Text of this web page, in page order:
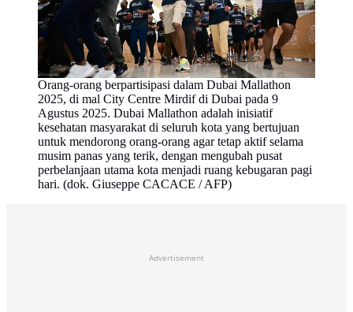
Orang-orang berpartisipasi dalam Dubai Mallathon
2025, di mal City Centre Mirdif di Dubai pada 9
Agustus 2025. Dubai Mallathon adalah inisiatif
kesehatan masyarakat di seluruh kota yang bertujuan
untuk mendorong orang-orang agar tetap aktif selama
musim panas yang terik, dengan mengubah pusat
perbelanjaan utama kota menjadi ruang kebugaran pagi
hari. (dok. Giuseppe CACACE / AFP)
Advertisement